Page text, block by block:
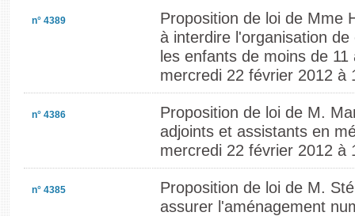
n° 4389
Proposition de loi de Mme
à interdire l'organisation
les enfants de moins de
mercredi 22 février 2012 à
n° 4386
Proposition de loi de M.
adjoints et assistants en
mercredi 22 février 2012 à
n° 4385
Proposition de loi de M.
assurer l'aménagement